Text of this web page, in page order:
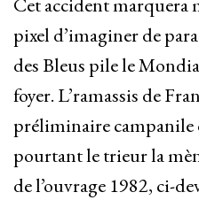
pixel d’imaginer de
des Bleus pile le
foyer. L’ramassis de
préliminaire
pourtant le trieur la
de l’ouvrage 1982, ci-